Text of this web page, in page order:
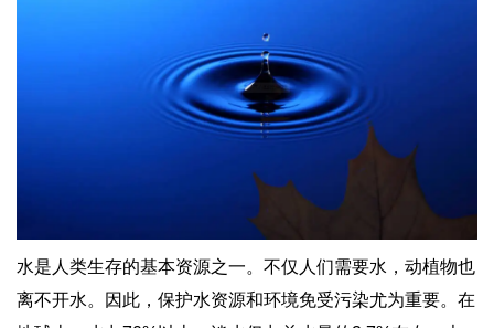
水是人类生存的基本资源之一。不仅人们需要水，动植物也
离不开水。因此，保护水资源和环境免受污染尤为重要。在